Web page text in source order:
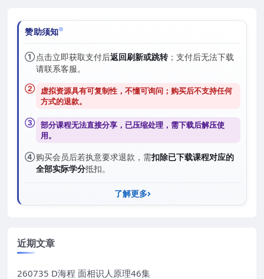
赞助须知
①点击立即获取支付后返回刷新或跳转；支付后无法下载
请联系客服。
② 虚拟资源具有可复制性，不懂可询问；购买后不支持任何
方式的退款。
③ 部分课程无法直接分享，已压缩处理，需下载后解压使
用。
④购买会员后若执意要求退款，需扣除已下载课程对应的
全部实际学分抵扣。
了解更多
近期文章
260735 D海程 面相识人原理46集